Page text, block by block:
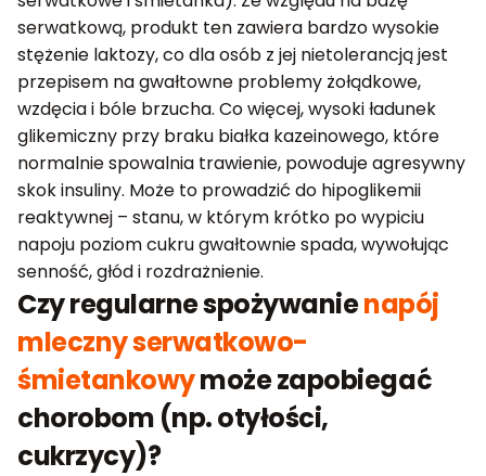
serwatkową, produkt ten zawiera bardzo wysokie
stężenie laktozy, co dla osób z jej nietolerancją jest
przepisem na gwałtowne problemy żołądkowe,
wzdęcia i bóle brzucha. Co więcej, wysoki ładunek
glikemiczny przy braku białka kazeinowego, które
normalnie spowalnia trawienie, powoduje agresywny
skok insuliny. Może to prowadzić do hipoglikemii
reaktywnej – stanu, w którym krótko po wypiciu
napoju poziom cukru gwałtownie spada, wywołując
senność, głód i rozdrażnienie.
Czy regularne spożywanienapój
mleczny serwatkowo-
śmietankowymoże zapobiegać
chorobom (np. otyłości,
cukrzycy)?